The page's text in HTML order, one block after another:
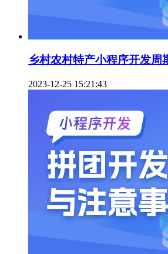
乡村农村特产小程序开发周
2023-12-25 15:21:43